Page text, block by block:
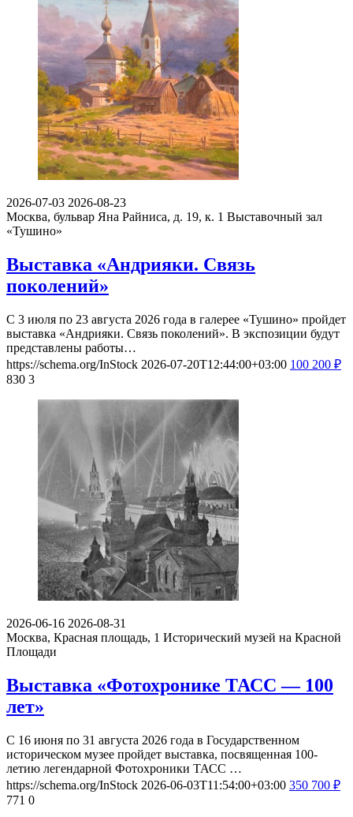
2026-07-03 2026-08-23
Москва, бульвар Яна Райниса, д. 19, к. 1 Выставочный зал
«Тушино»
Выставка «Андрияки. Связь
поколений»
С 3 июля по 23 августа 2026 года в галерее «Тушино» пройдет
выставка «Андрияки. Связь поколений». В экспозиции будут
представлены работы…
https://schema.org/InStock 2026-07-20T12:44:00+03:00 100 200 ₽
830 3
2026-06-16 2026-08-31
Москва, Красная площадь, 1 Исторический музей на Красной
Площади
Выставка «Фотохронике ТАСС — 100
лет»
С 16 июня по 31 августа 2026 года в Государственном
историческом музее пройдет выставка, посвященная 100-
летию легендарной Фотохроники ТАСС …
https://schema.org/InStock 2026-06-03T11:54:00+03:00 350 700 ₽
771 0